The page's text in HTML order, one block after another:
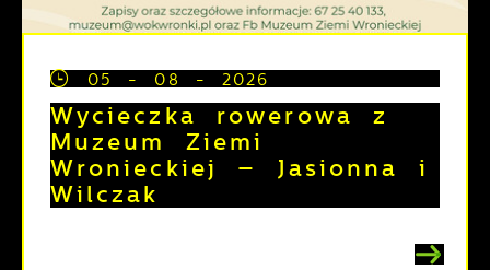
05 - 08 - 2026
Wycieczka rowerowa z
Muzeum Ziemi
Wronieckiej – Jasionna i
Wilczak